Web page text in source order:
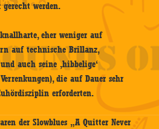
werden.
eher weniger auf
auf technische Brillanz,
auch seine ‚hibbelige‘
die auf Dauer sehr
erforderten.
der Slowblues „A Quitter Never